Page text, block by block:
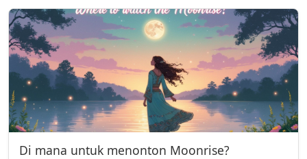
Di mana untuk menonton Moonrise?